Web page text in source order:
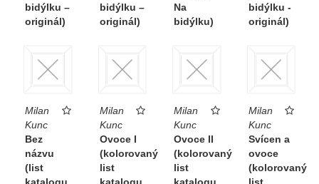
bidýlku –
originál)
bidýlku –
originál)
Na
bidýlku)
bidýlku -
originál)
Milan
Kunc
Bez
názvu
(list
Milan
Kunc
Ovoce I
(kolorovaný
list
Milan
Kunc
Ovoce II
(kolorovaný
list
Milan
Kunc
Svícen a
ovoce
(kolorovaný